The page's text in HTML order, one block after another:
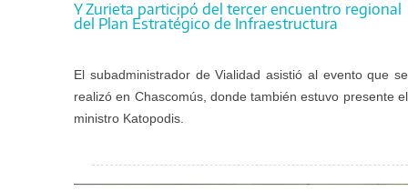
Y Zurieta participó del tercer encuentro regional
del Plan Estratégico de Infraestructura
El subadministrador de Vialidad asistió al evento que se
realizó en Chascomús, donde también estuvo presente el
ministro Katopodis.